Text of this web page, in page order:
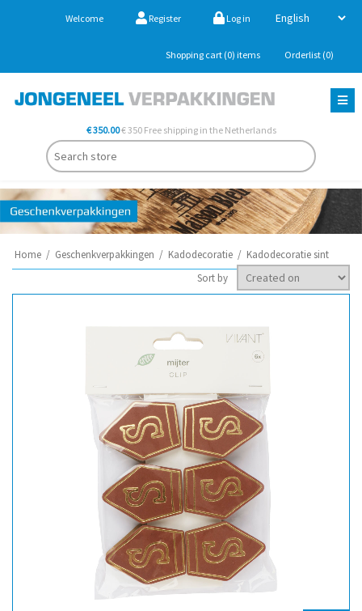
Welcome Register Log in
Shopping cart (0) items Orderlist (0)
€ 350.00€ 350 Free shipping in the Netherlands
Home / Geschenkverpakkingen / Kadodecoratie / Kadodecoratie sint
Sort by